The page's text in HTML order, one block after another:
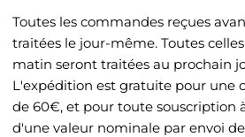
Toutes les commandes reçues
traitées le jour-même. Toutes
matin seront traitées au prochain
L'expédition est gratuite pour une
de 60€, et pour toute souscription
d'une valeur nominale par envoi